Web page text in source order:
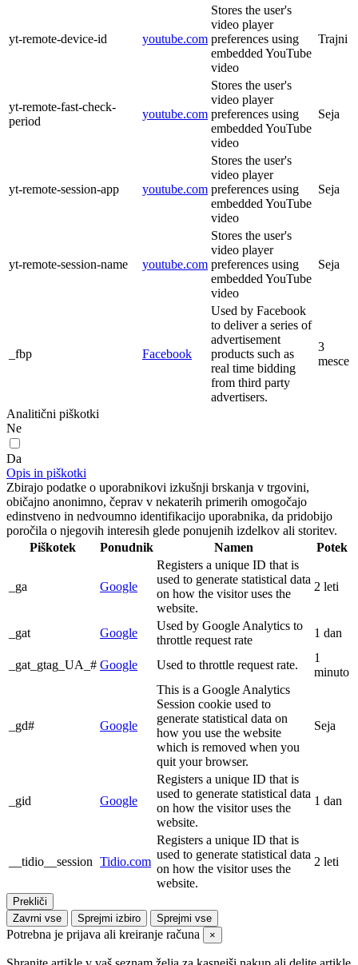
yt-remote-device-id youtube.com
Stores the user's
video player
preferences using
embedded YouTube
video
Trajni
yt-remote-fast-check-
period
youtube.com
Stores the user's
video player
preferences using
embedded YouTube
video
Seja
yt-remote-session-app youtube.com
Stores the user's
video player
preferences using
embedded YouTube
video
Seja
yt-remote-session-name youtube.com
Stores the user's
video player
preferences using
embedded YouTube
video
Seja
_fbp Facebook
Used by Facebook
to deliver a series of
advertisement
products such as
real time bidding
from third party
advertisers.
3
mesce
Analitični piškotki
Ne
Da
Opis in piškotki
Zbirajo podatke o uporabnikovi izkušnji brskanja v trgovini,
običajno anonimno, čeprav v nekaterih primerih omogočajo
edinstveno in nedvoumno identifikacijo uporabnika, da pridobijo
poročila o njegovih interesih glede ponujenih izdelkov ali storitev.
Piškotek
Ponudnik Namen Potek
_ga Google
Registers a unique ID that is
used to generate statistical data
on how the visitor uses the
website.
2 leti
_gat Google
Used by Google Analytics to
throttle request rate
1 dan
_gat_gtag_UA_# Google Used to throttle request rate.
1
minuto
_gd# Google
This is a Google Analytics
Session cookie used to
generate statistical data on
how you use the website
which is removed when you
quit your browser.
Seja
_gid Google
Registers a unique ID that is
used to generate statistical data
on how the visitor uses the
website.
1 dan
__tidio__session Tidio.com
Registers a unique ID that is
used to generate statistical data
on how the visitor uses the
website.
2 leti
Prekliči
Zavrni vse
Sprejmi izbiro Sprejmi vse
Potrebna je prijava ali kreiranje računa ×